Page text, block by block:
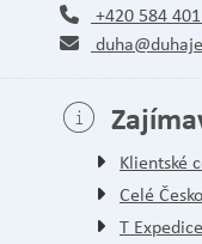
+420 584
Klientské
Celé
T